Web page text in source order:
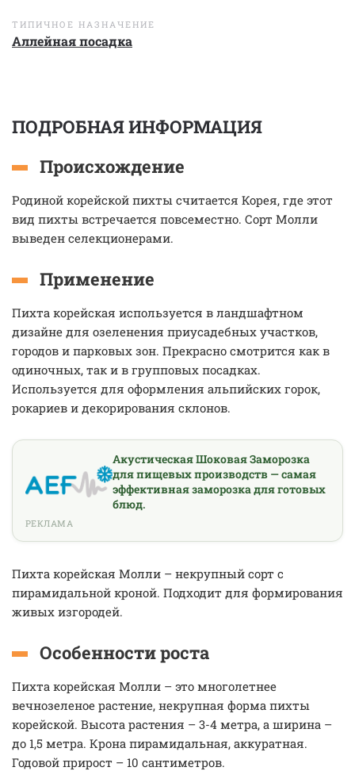
ТИПИЧНОЕ НАЗНАЧЕНИЕ
Аллейная посадка
ПОДРОБНАЯ ИНФОРМАЦИЯ
Происхождение
Родиной корейской пихты считается Корея, где этот
вид пихты встречается повсеместно. Сорт Молли
выведен селекционерами.
Применение
Пихта корейская используется в ландшафтном
дизайне для озеленения приусадебных участков,
городов и парковых зон. Прекрасно смотрится как в
одиночных, так и в групповых посадках.
Используется для оформления альпийских горок,
рокариев и декорирования склонов.
Акустическая Шоковая Заморозка
для пищевых производств — самая
эффективная заморозка для готовых
блюд.
РЕКЛАМА
Пихта корейская Молли – некрупный сорт с
пирамидальной кроной. Подходит для формирования
живых изгородей.
Особенности роста
Пихта корейская Молли – это многолетнее
вечнозеленое растение, некрупная форма пихты
корейской. Высота растения – 3-4 метра, а ширина –
до 1,5 метра. Крона пирамидальная, аккуратная.
Годовой прирост – 10 сантиметров.